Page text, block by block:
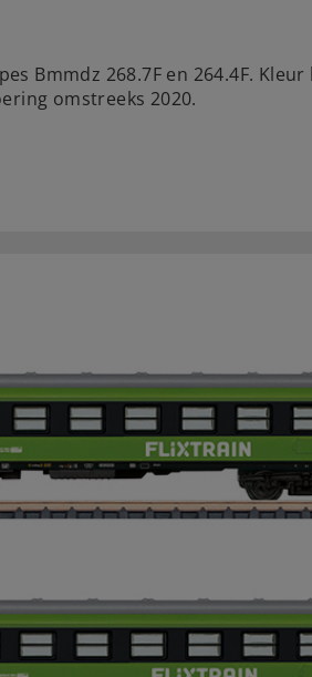
Bmmdz 268.7F en 264.4F.
omstreeks 2020.